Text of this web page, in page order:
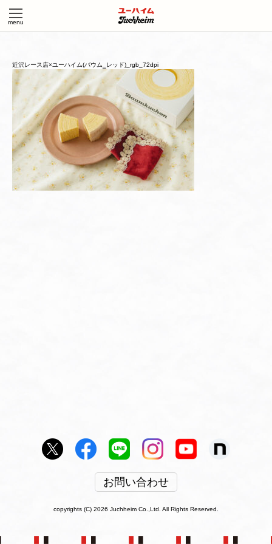
近沢レース店×ユーハイム(バウム‗レッド)_rgb_72dpi
お問い合わせ
copyrights (C) 2026 Juchheim Co.,Ltd. All Rights Reserved.